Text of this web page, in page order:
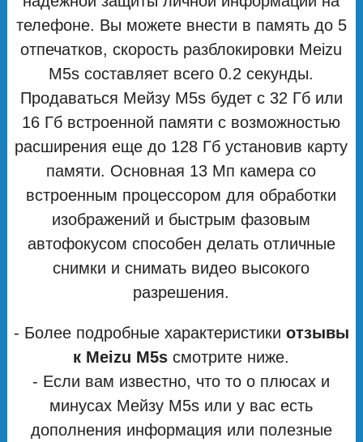
телефоне. Вы можете внести в память до 5
отпечатков, скорость разблокировки Meizu
M5s составляет всего 0.2 секунды.
Продаваться Мейзу М5s будет с 32 Гб или
16 Гб встроенной памяти с возможностью
расширения еще до 128 Гб установив карту
памяти. Основная 13 Мп камера со
встроенным процессором для обработки
изображений и быстрым фазовым
автофокусом способен делать отличные
снимки и снимать видео высокого
разрешения.
- Более подробные характеристики отзывы
к Meizu M5s смотрите ниже.
- Если вам известно, что то о плюсах и
минусах Мейзу М5s или у вас есть
дополнения информация или полезные